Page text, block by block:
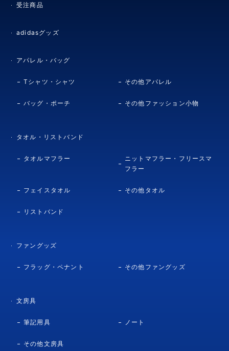
受注商品
adidasグッズ
アパレル・バッグ
Tシャツ・シャツ その他アパレル
バッグ・ポーチ その他ファッション小物
タオル・リストバンド
タオルマフラー
ニットマフラー・フリースマ
フラー
フェイスタオル その他タオル
リストバンド
ファングッズ
フラッグ・ペナント その他ファングッズ
文房具
筆記用具 ノート
その他文房具